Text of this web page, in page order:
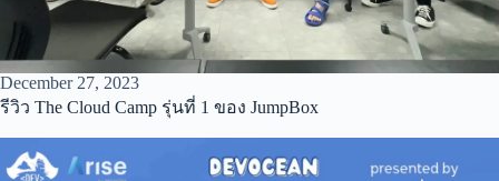
December 27, 2023
รีวิว The Cloud Camp รุ่นที่ 1 ของ JumpBox